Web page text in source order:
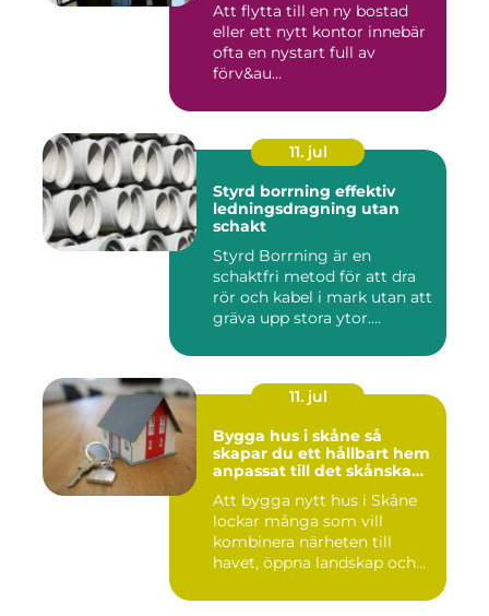
Att flytta till en ny bostad
eller ett nytt kontor innebär
ofta en nystart full av
förv&au...
11. jul
Styrd borrning effektiv
ledningsdragning utan
schakt
Styrd Borrning är en
schaktfri metod för att dra
rör och kabel i mark utan att
gräva upp stora ytor....
11. jul
Bygga hus i skåne så
skapar du ett hållbart hem
anpassat till det skånska
Att bygga nytt hus i Skåne
lockar många som vill
kombinera närheten till
havet, öppna landskap och